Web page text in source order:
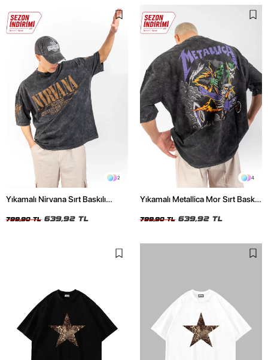
2
Yıkamalı Nirvana Sırt Baskılı
799,90 TL 639,92 TL
4
Yıkamalı Metallica Mor Sırt Baskılı
799,90 TL 639,92 TL